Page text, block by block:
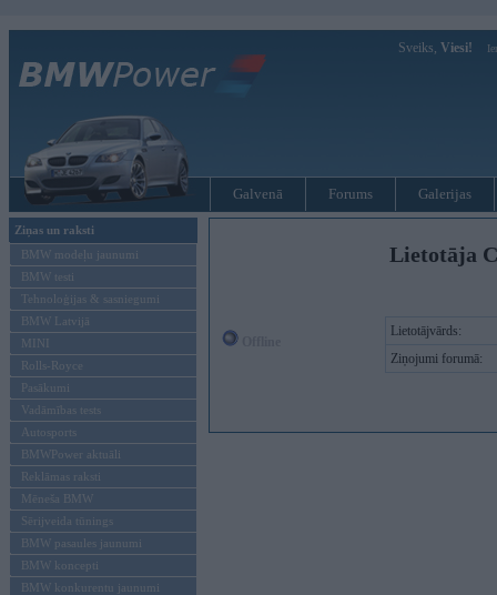
Sveiks, Viesi!
Galvenā Forums Galerijas
Ziņas un raksti
BMW modeļu jaunumi
BMW testi
Tehnoloģijas & sasniegumi
BMW Latvijā
MINI
Rolls-Royce
Pasākumi
Vadāmības tests
Autosports
BMWPower aktuāli
Reklāmas raksti
Mēneša BMW
Sērijveida tūnings
BMW pasaules jaunumi
BMW koncepti
BMW konkurentu jaunumi
Lietotāja
Lietotājvārds:
Ziņojumi forumā: